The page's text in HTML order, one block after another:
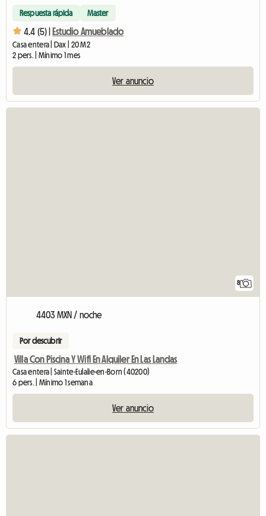
Respuesta rápida Master
4.4 (5) | Estudio Amueblado
Casa entera | Dax | 20 M2
2 pers. | Mínimo 1 mes
Ver anuncio
8
4403 MXN / noche
Por descubrir
Villa Con Piscina Y Wifi En Alquiler En Las Landas
Casa entera | Sainte-Eulalie-en-Born (40200)
6 pers. | Mínimo 1 semana
Ver anuncio